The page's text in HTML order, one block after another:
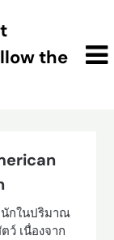
the
นักในปริมาณ
ว์ เนื่องจาก